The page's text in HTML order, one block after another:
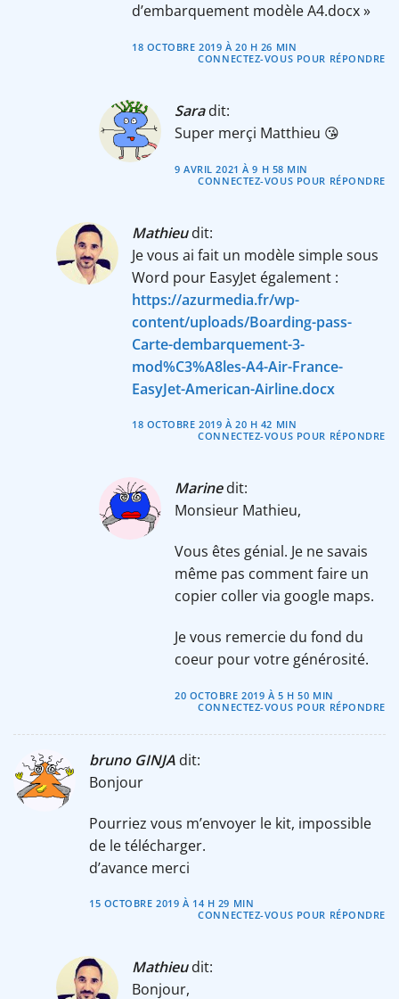
d’embarquement modèle A4.docx »
18 OCTOBRE 2019 À 20 H 26 MIN
CONNECTEZ-VOUS POUR RÉPONDRE
Sara dit:
Super merçi Matthieu 😘
9 AVRIL 2021 À 9 H 58 MIN
CONNECTEZ-VOUS POUR RÉPONDRE
Mathieu dit:
Je vous ai fait un modèle simple sous
Word pour EasyJet également :
https://azurmedia.fr/wp-
content/uploads/Boarding-pass-
Carte-dembarquement-3-
mod%C3%A8les-A4-Air-France-
EasyJet-American-Airline.docx
18 OCTOBRE 2019 À 20 H 42 MIN
CONNECTEZ-VOUS POUR RÉPONDRE
Marine dit:
Monsieur Mathieu,
Vous êtes génial. Je ne savais
même pas comment faire un
copier coller via google maps.
Je vous remercie du fond du
coeur pour votre générosité.
20 OCTOBRE 2019 À 5 H 50 MIN
CONNECTEZ-VOUS POUR RÉPONDRE
bruno GINJA dit:
Bonjour
Pourriez vous m’envoyer le kit, impossible
de le télécharger.
d’avance merci
15 OCTOBRE 2019 À 14 H 29 MIN
CONNECTEZ-VOUS POUR RÉPONDRE
Mathieu dit:
Bonjour,